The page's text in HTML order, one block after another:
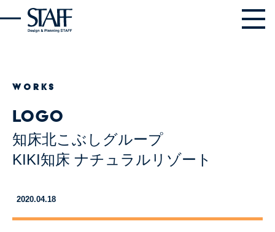
WORKS
logo
知床北こぶしグループ
KIKI知床 ナチュラルリゾート
2020.04.18